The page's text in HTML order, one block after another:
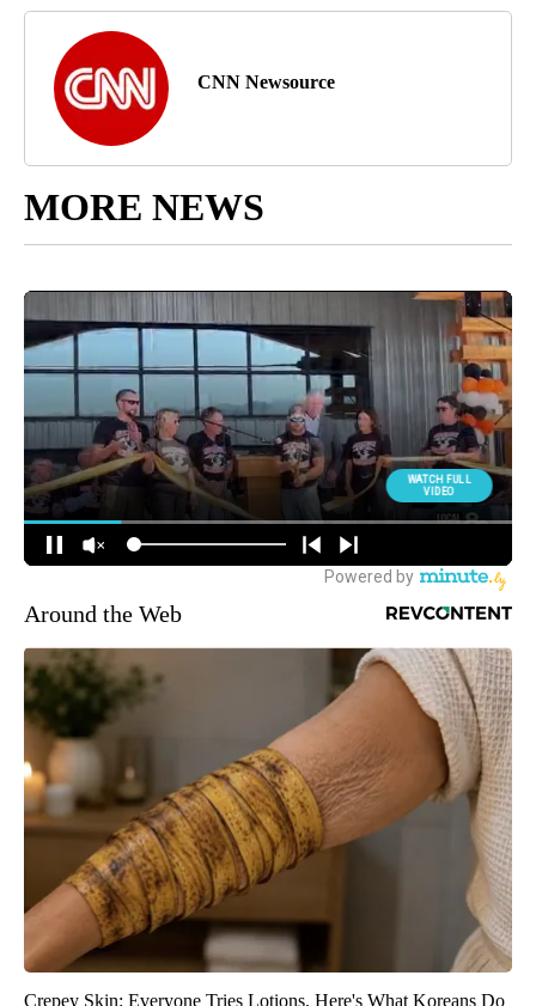
CNN Newsource
MORE NEWS
Around the Web
Crepey Skin: Everyone Tries Lotions. Here's What Koreans Do